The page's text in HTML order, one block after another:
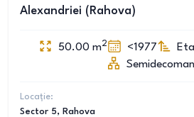
Alexandriei (Rahova)
50.00 m2 <1977
Locație:
Sector 5, Rahova